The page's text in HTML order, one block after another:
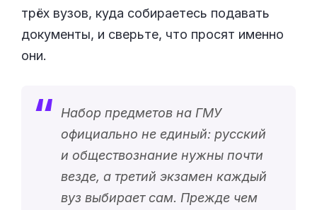
трёх вузов, куда собираетесь подавать
документы, и сверьте, что просят именно
они.
Набор предметов на ГМУ
официально не единый: русский
и обществознание нужны почти
везде, а третий экзамен каждый
вуз выбирает сам. Прежде чем